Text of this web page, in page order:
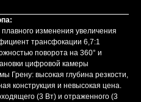
изменения увеличения
трансфокации 6,7:1
поворота на 360° и
цифровой камеры
Грену: высокая глубина резкости,
конструкция и невысокая цена.
(3 Вт) и отраженного (3